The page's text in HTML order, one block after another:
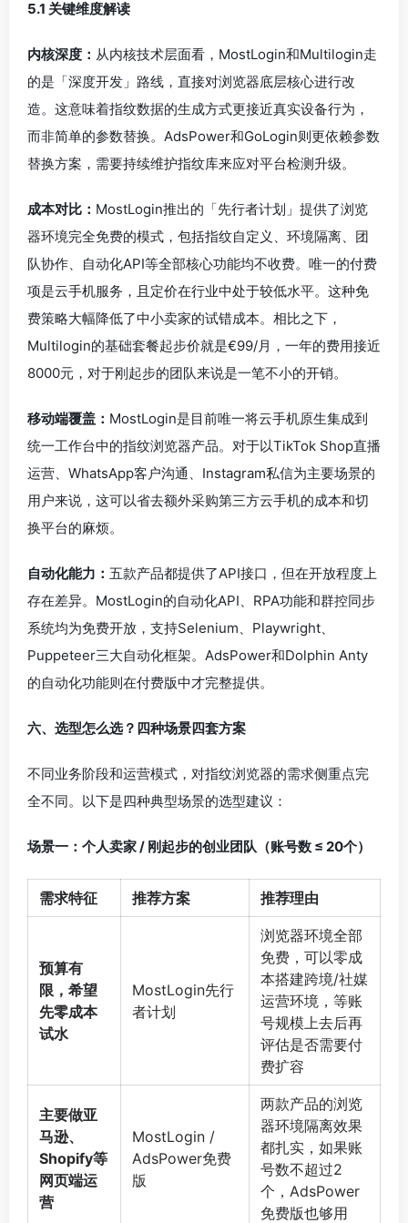
5.1 关键维度解读
内核深度： 从内核技术层面看，MostLogin和Multilogin走
的是「深度开发」路线，直接对浏览器底层核心进行改
造。这意味着指纹数据的生成方式更接近真实设备行为，
而非简单的参数替换。AdsPower和GoLogin则更依赖参数
替换方案，需要持续维护指纹库来应对平台检测升级。
成本对比： MostLogin推出的「先行者计划」提供了浏览
器环境完全免费的模式，包括指纹自定义、环境隔离、团
队协作、自动化API等全部核心功能均不收费。唯一的付费
项是云手机服务，且定价在行业中处于较低水平。这种免
费策略大幅降低了中小卖家的试错成本。相比之下，
Multilogin的基础套餐起步价就是€99/月，一年的费用接近
8000元，对于刚起步的团队来说是一笔不小的开销。
移动端覆盖： MostLogin是目前唯一将云手机原生集成到
统一工作台中的指纹浏览器产品。对于以TikTok Shop直播
运营、WhatsApp客户沟通、Instagram私信为主要场景的
用户来说，这可以省去额外采购第三方云手机的成本和切
换平台的麻烦。
自动化能力： 五款产品都提供了API接口，但在开放程度上
存在差异。MostLogin的自动化API、RPA功能和群控同步
系统均为免费开放，支持Selenium、Playwright、
Puppeteer三大自动化框架。AdsPower和Dolphin Anty
的自动化功能则在付费版中才完整提供。
六、选型怎么选？四种场景四套方案
不同业务阶段和运营模式，对指纹浏览器的需求侧重点完
全不同。以下是四种典型场景的选型建议：
场景一：个人卖家 / 刚起步的创业团队（账号数 ≤ 20个）
需求特征 推荐方案 推荐理由
预算有
限，希望
先零成本
试水
MostLogin先行
者计划
浏览器环境全部
免费，可以零成
本搭建跨境/社媒
运营环境，等账
号规模上去后再
评估是否需要付
费扩容
主要做亚
马逊、
Shopify等
网页端运
营
MostLogin /
AdsPower免费
版
两款产品的浏览
器环境隔离效果
都扎实，如果账
号数不超过2
个，AdsPower
免费版也够用